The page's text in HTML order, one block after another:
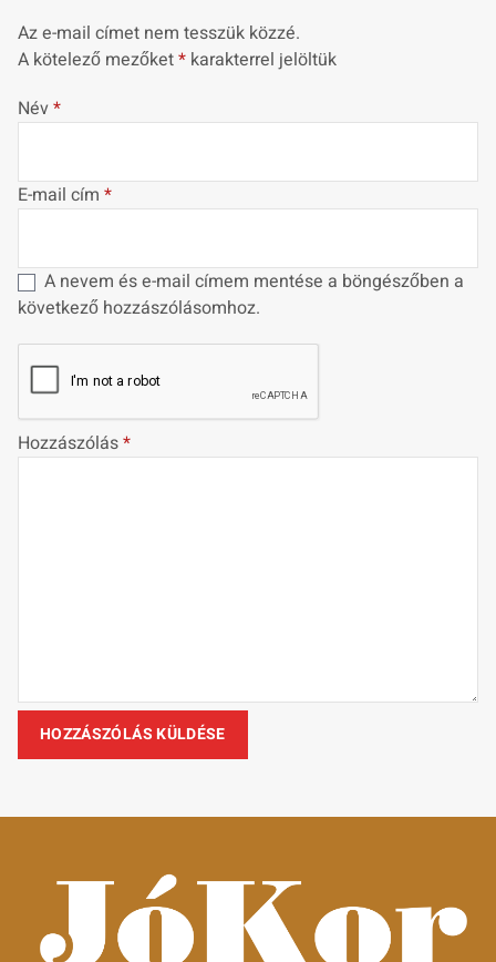
Az e-mail címet nem tesszük közzé.
A kötelező mezőket* karakterrel jelöltük
Név*
E-mail cím *
A nevem és e-mail címem mentése a böngészőben a
következő hozzászólásomhoz.
Hozzászólás*